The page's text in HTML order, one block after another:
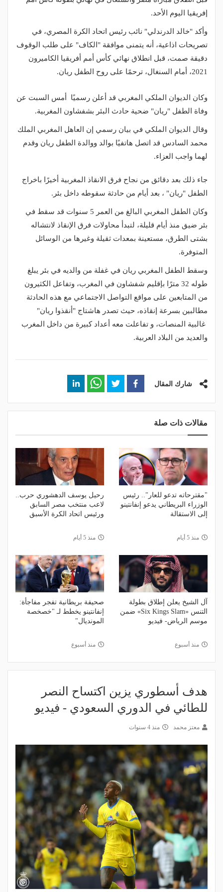
إفريقيا اليوم الأحد.
وأكد "خالد الدرندلي" نائب رئيس اتحاد الكرة المصري، في
تصريحات اذاعية، أنه يتمنى موافقة "الكاف" على طلب الوقوف
دقيقة صمت، قبل انطلاق نهائي كأس أمم أفريقيا الكاميرون
2021، أمام السنغال، ترحمًا على روح الطفل ريان.
وكان الديوان الملكي المغربي قد أعلن رسميًا أمس السبت عن
وفاة الطفل "ريان" ضحية حادث البئر بشفشاون المغربية.
وقال الديوان الملكي في بيان رسمي إن العاهل المغربي الملك
محمد السادس قد اتصل هاتفيًا بوالد ووالدة الطفل ريان وقدم
لهما واجب العزاء.
جاء ذلك بعد دقائق من نجاح فرق الانقاذ المغربية أخيرًا باخراج
الطفل "ريان" ، بعد أيام من حادثة سقوطه داخل بئر.
وكان الطفل المغربي البالغ من العمر 5 سنوات قد سقط في
بئر ضيق منذ أيام قليلة، لتبدأ محاولات فرق الإنقاذ لانتشاله
بشتى الطرق، مستعينة بمعدات ثقيلة وغيرها من الوسائل
المتوفرة.
وسقط الطفل المغربي ريان في غفلة من والديه في بئر يبلغ
طوله 32 مترًا بإقليم شفشاون في المغرب، وتفاعل الكثيرون
من المتابعين على مواقع التواصل الاجتماعي مع هذه الحادثة
مطالبين بسرعة إنقاذه، حيث تصدر هاشتاج "أنقذوا ريان"
غالبية المنصات، و تفاعلت معه أعداد كبيرة من داخل المغرب
والعديد من البلاد العربية.
شارك المقال
مقالات ذات صلة
"مقترحاته تدعو للعار".. رئيس
الوزراء البريطاني يدعو إنفانتينو
إلى الاستقالة
منذ 5 أيام
رحيل يوسف الدهشوري حرب..
لاعب منتخب مصر السابق
ورئيس اتحاد الكرة الأسبق
منذ 5 أيام
آل الشيخ يعلن إطلاق بطولة
التنس «Six Kings Slam» ضمن
موسم الرياض- فيديو
منذ أسبوع
صحيفة بريطانية تفجر مفاجأة:
إنفانتينو يخطط لـ "خصخصة
المونديال"
منذ أسبوع
هدف أسطوري يزين اكتساح النصر
للطائي في الدوري السعودي - فيديو
معتز محمد منذ 4 سنوات